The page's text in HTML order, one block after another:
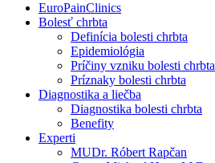
EuroPainClinics
Bolesť chrbta
Definícia bolesti chrbta
Epidemiológia
Príčiny vzniku bolesti chrbta
Príznaky bolesti chrbta
Diagnostika a liečba
Diagnostika bolesti chrbta
Benefity
Experti
MUDr. Róbert Rapčan